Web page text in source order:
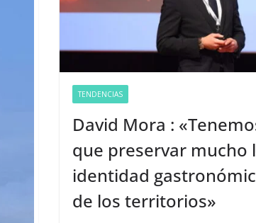
TENDENCIAS
David Mora :
que preservar mucho
identidad
de los territorios»